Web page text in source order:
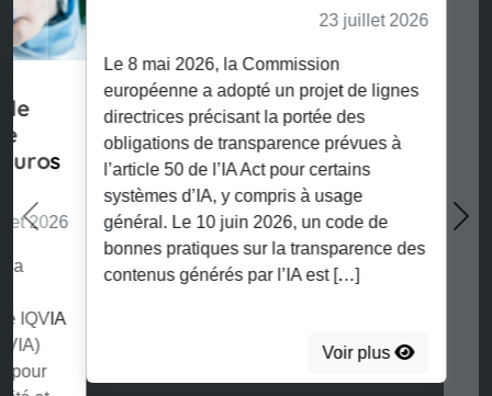
23 juillet 2026
Le 8 mai 2026, la Commission
européenne a adopté un projet de lignes
directrices précisant la portée des
obligations de transparence prévues à
l’article 50 de l’IA Act pour certains
systèmes d’IA, y compris à usage
général. Le 10 juin 2026, un code de
bonnes pratiques sur la transparence des
contenus générés par l’IA est […]
Voir plus